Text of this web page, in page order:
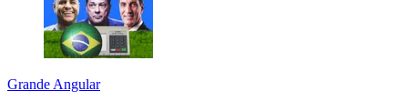
Grande Angular